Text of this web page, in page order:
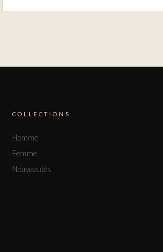
COLLECTIONS
Homme
Femme
Nouveautés